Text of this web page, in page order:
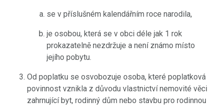
se v příslušném kalendářním roce narodila,
je osobou, která se v obci déle jak 1 rok
prokazatelně nezdržuje a není známo místo
jejího pobytu.
Od poplatku se osvobozuje osoba, které poplatková
povinnost vznikla z důvodu vlastnictví nemovité věci
zahrnující byt, rodinný dům nebo stavbu pro rodinnou